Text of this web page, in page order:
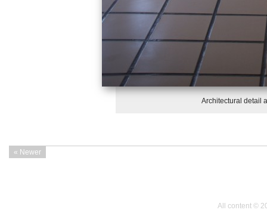
Architectural detail
« Newer
All content ©